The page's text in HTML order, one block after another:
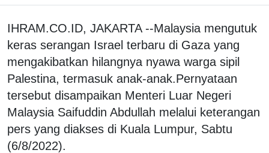
IHRAM.CO.ID, JAKARTA --Malaysia mengutuk
keras serangan Israel terbaru di Gaza yang
mengakibatkan hilangnya nyawa warga sipil
Palestina, termasuk anak-anak.Pernyataan
tersebut disampaikan Menteri Luar Negeri
Malaysia Saifuddin Abdullah melalui keterangan
pers yang diakses di Kuala Lumpur, Sabtu
(6/8/2022).